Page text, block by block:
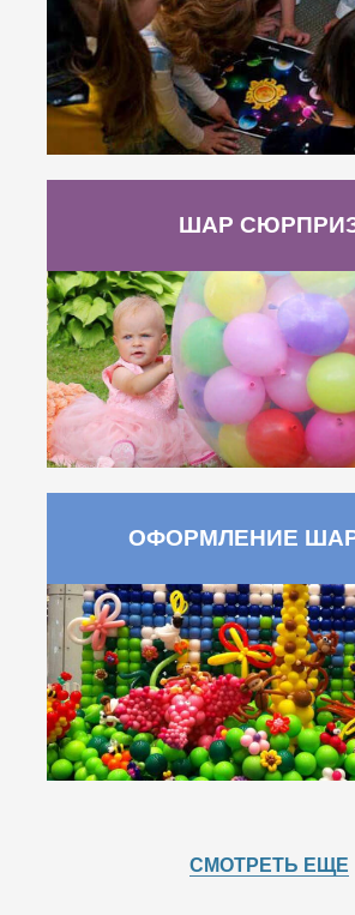
ШАР
ОФОРМЛЕНИЕ
СМОТРЕТЬ ЕЩЕ